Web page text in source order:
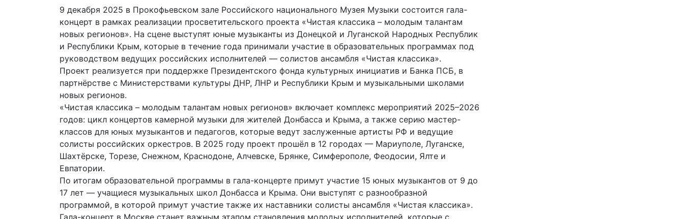
9 декабря 2025 в Прокофьевском зале Российского национального Музея Музыки состоится гала-
концерт в рамках реализации просветительского проекта «Чистая классика – молодым талантам
новых регионов». На сцене выступят юные музыканты из Донецкой и Луганской Народных Республик
и Республики Крым, которые в течение года принимали участие в образовательных программах под
руководством ведущих российских исполнителей — солистов ансамбля «Чистая классика».
Проект реализуется при поддержке Президентского фонда культурных инициатив и Банка ПСБ, в
партнёрстве с Министерствами культуры ДНР, ЛНР и Республики Крым и музыкальными школами
новых регионов.
«Чистая классика – молодым талантам новых регионов» включает комплекс мероприятий 2025–2026
годов: цикл концертов камерной музыки для жителей Донбасса и Крыма, а также серию мастер-
классов для юных музыкантов и педагогов, которые ведут заслуженные артисты РФ и ведущие
солисты российских оркестров. В 2025 году проект прошёл в 12 городах — Мариуполе, Луганске,
Шахтёрске, Торезе, Снежном, Краснодоне, Алчевске, Брянке, Симферополе, Феодосии, Ялте и
Евпатории.
По итогам образовательной программы в гала-концерте примут участие 15 юных музыкантов от 9 до
17 лет — учащиеся музыкальных школ Донбасса и Крыма. Они выступят с разнообразной
программой, в которой примут участие также их наставники солисты ансамбля «Чистая классика».
Гала-концерт в Москве станет важным этапом становления молодых исполнителей, которые с